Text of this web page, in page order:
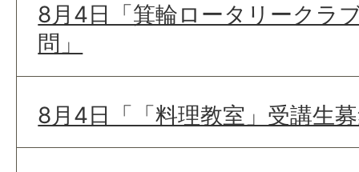
8月4日「箕輪ロータリークラ
問」
8月4日「「料理教室」受講生